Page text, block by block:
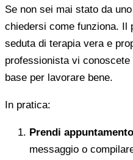
Se non sei mai stato da
chiedersi come funziona. Il
seduta di terapia vera e
professionista vi
base per lavorare bene.
In pratica:
Prendi appuntamento
messaggio o